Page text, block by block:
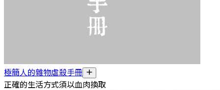
極簡人的雜物虐殺手冊
正確的生活方式須以血肉換取